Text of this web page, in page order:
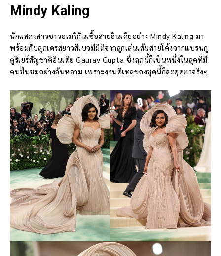
Mindy Kaling
นักแสดงสาวชาวอเมริกันเชื้อสายอินเดียอย่าง Mindy Kaling มา
พร้อมกับลุคเดรสยาวสีเบจมีมิติจากลูกเล่นเส้นสายโค้งจากแบรนกู
ตูริเย่ร์สัญชาติอินเดีย Gaurav Gupta ซึ่งลุคนี้ก็เป็นหนึ่งในลุคที่มี
คนชื่นชมอย่างล้นหลาม เพราะงานดีเทลของชุดนี้ก็สะดุดตาจริงๆ